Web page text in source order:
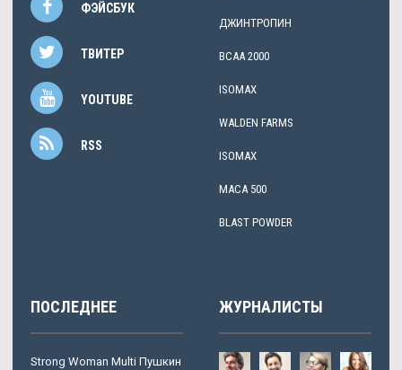
ФЭЙСБУК
ТВИТЕР
YOUTUBE
RSS
ДЖИНТРОПИН
BCAA 2000
ISOMAX
WALDEN FARMS
ISOMAX
MACA 500
BLAST POWDER
ПОСЛЕДНЕЕ
Strong Woman Multi Пушкин
ЖУРНАЛИСТЫ